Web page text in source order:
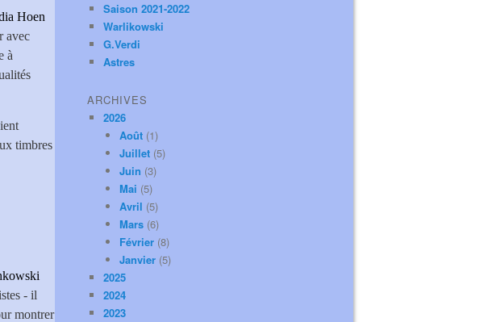
Hoen
avec
à
timbres
- il
montrer
Saison 2021-2022
Warlikowski
G.Verdi
Astres
ARCHIVES
2026
Août (1)
Juillet (5)
Juin (3)
Mai (5)
Avril (5)
Mars (6)
Février (8)
Janvier (5)
2025
2024
2023